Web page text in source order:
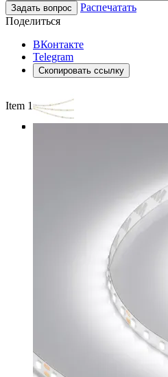
Задать вопрос
Распечатать
Поделиться
ВКонтакте
Telegram
Скопировать ссылку
Item 1 of 4